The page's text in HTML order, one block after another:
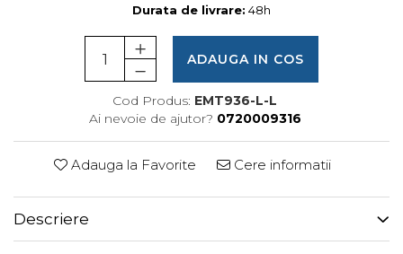
Jachete Ski/Snowboard
Ciclism
Drumetie
Barbati
Femei
Durata de livrare: 48h
ADAUGA IN COS
Cod Produs: EMT936-L-L
Ai nevoie de ajutor? 0720009316
Adauga la Favorite Cere informatii
Descriere